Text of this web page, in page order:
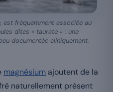
est fréquemment associée au
dites « taurate » : une
documentée cliniquement.
magnésium ajoutent de la
naturellement présent